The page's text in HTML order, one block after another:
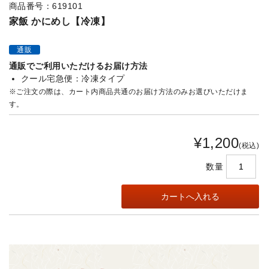
商品番号：619101
家飯 かにめし【冷凍】
通販
通販でご利用いただけるお届け方法
クール宅急便：冷凍タイプ
※ご注文の際は、カート内商品共通のお届け方法のみお選びいただけま
す。
¥1,200(税込)
数量